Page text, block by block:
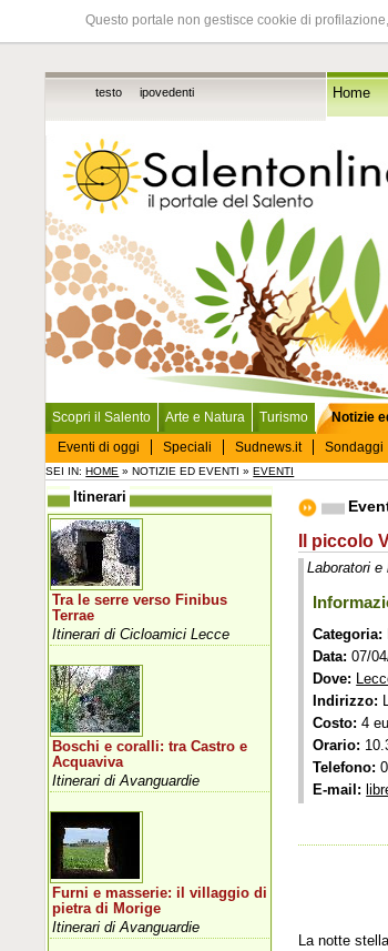
Questo portale non gestisce cookie di
testo ipovedenti Home
Scopri il Salento Arte e Natura Turismo
Notizie
Eventi di oggi
Speciali Sudnews.it Sondaggi
SEI IN:HOME » NOTIZIE ED EVENTI »EVENTI
Il piccolo
Laboratori e
Categoria:
Data: 07/
Dove:
Indirizzo:
Costo: 4
Orario:
Telefono:
E-mail:
La notte
Itinerari
Tra le serre verso Finibus
Terrae
Itinerari di Cicloamici Lecce
Boschi e coralli: tra Castro e
Acquaviva
Itinerari di Avanguardie
Furni e masserie: il villaggio di
pietra di Morige
Itinerari di Avanguardie